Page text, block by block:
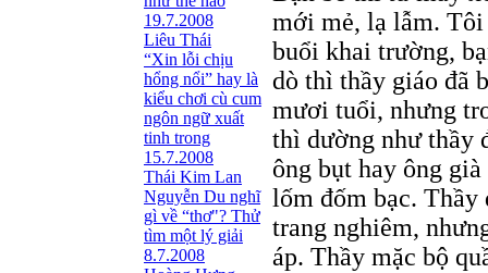
19.7.2008
Liêu Thái
“Xin lỗi chịu
hổng nổi” hay là
kiểu chơi cù cum
ngôn ngữ xuất
tinh trong
15.7.2008
Thái Kim Lan
Nguyễn Du nghĩ
gì về “thơ"? Thử
tìm một lý giải
8.7.2008
mới mẻ, lạ lẫm. Tôi
buổi khai trường,
dò thì thầy giáo đã
mươi tuổi, nhưng
thì dường như thầy
ông bụt hay ông
lốm đốm bạc. Thầy
trang nghiêm,
áp. Thầy mặc bộ